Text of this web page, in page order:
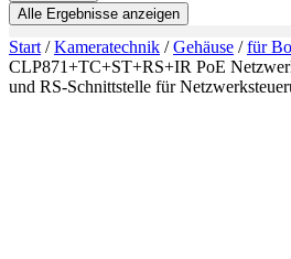
Alle Ergebnisse anzeigen
Start /Kameratechnik /Gehäuse /für
CLP871+TC+ST+RS+IR PoE
und RS-Schnittstelle für